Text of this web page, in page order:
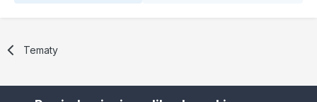
Tematy